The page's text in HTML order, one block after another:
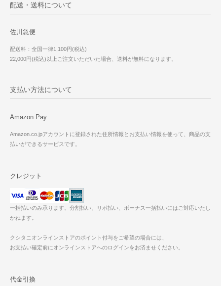
配送・送料について
佐川急便
配送料：全国一律1,100円(税込)
22,000円(税込)以上ご注文いただいた場合、送料が無料になります。
支払い方法について
Amazon Pay
Amazon.co.jpアカウントに登録された住所情報とお支払い情報を使って、商品の支
払いができるサービスです。
クレジット
一括払いのみ承ります。分割払い、リボ払い、ボーナス一括払いにはご対応いたし
かねます。
クシタニオンラインストアのポイント付与をご希望の場合には、
お支払い確定前にオンラインストアへのログインをお済ませください。
代金引換